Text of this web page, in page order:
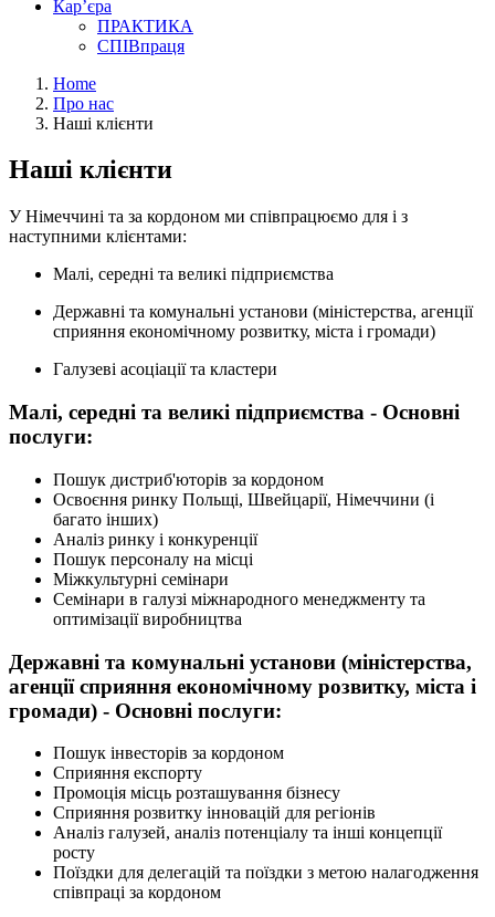
Кар’єра
ПРАКТИКА
СПІВпраця
Home
Про нас
Наші клієнти
Наші клієнти
У Німеччині та за кордоном ми співпрацюємо для і з
наступними клієнтами:
Малі, середні та великі підприємства
Державні та комунальні установи (міністерства, агенції
сприяння економічному розвитку, міста і громади)
Галузеві асоціації та кластери
Малі, середні та великі підприємства - Основні
послуги:
Пошук дистриб'юторів за кордоном
Освоєння ринку Польщі, Швейцарії, Німеччини (і
багато інших)
Аналіз ринку і конкуренції
Пошук персоналу на місці
Міжкультурні семінари
Семінари в галузі міжнародного менеджменту та
оптимізації виробництва
Державні та комунальні установи (міністерства,
агенції сприяння економічному розвитку, міста і
громади) - Основні послуги:
Пошук інвесторів за кордоном
Сприяння експорту
Промоція місць розташування бізнесу
Сприяння розвитку інновацій для регіонів
Аналіз галузей, аналіз потенціалу та інші концепції
росту
Поїздки для делегацій та поїздки з метою налагодження
співпраці за кордоном